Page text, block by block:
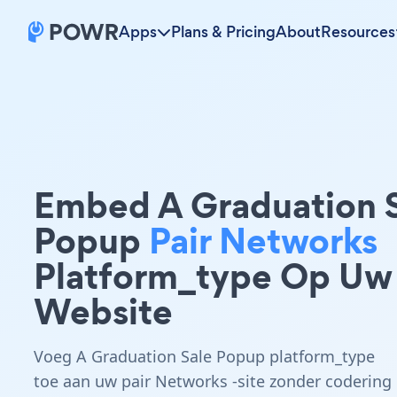
Apps Plans & PricingAboutResources
Embed A Graduation
Popup Pair Networks
Platform_type Op Uw
Website
Voeg A Graduation Sale Popup platform_type
toe aan uw pair Networks -site zonder codering